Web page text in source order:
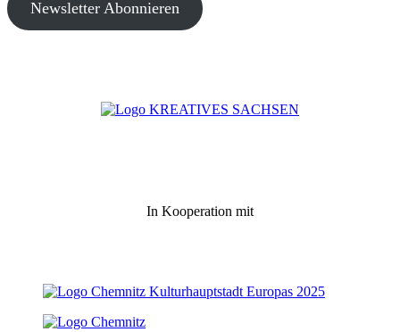
Newsletter Abonnieren
In Kooperation mit